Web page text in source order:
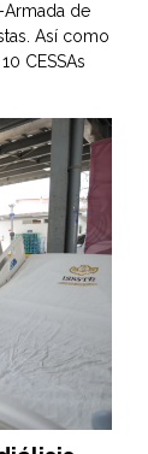
Armada de
Así como
CESSAs